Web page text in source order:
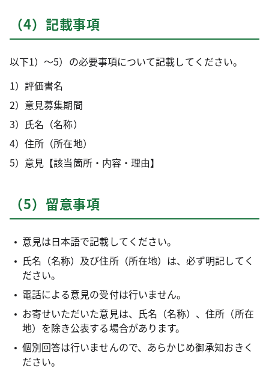
（4）記載事項
以下1）～5）の必要事項について記載してください。
1）評価書名
2）意見募集期間
3）氏名（名称）
4）住所（所在地）
5）意見【該当箇所・内容・理由】
（5）留意事項
意見は日本語で記載してください。
氏名（名称）及び住所（所在地）は、必ず明記してく
ださい。
電話による意見の受付は行いません。
お寄せいただいた意見は、氏名（名称）、住所（所在
地）を除き公表する場合があります。
個別回答は行いませんので、あらかじめ御承知おきく
ださい。